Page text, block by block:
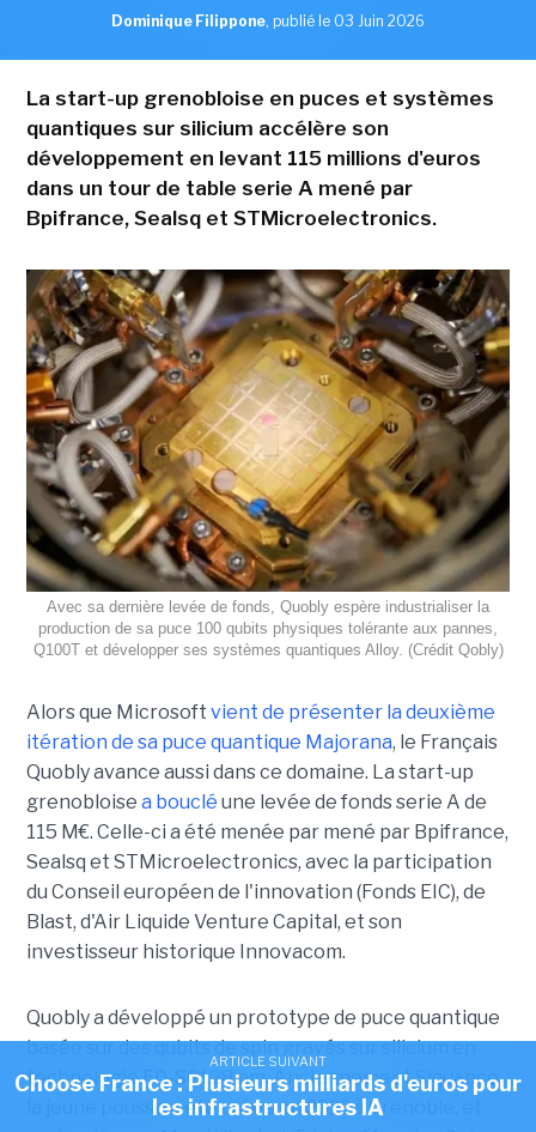
Dominique Filippone, publié le 03 Juin 2026
La start-up grenobloise en puces et systèmes
quantiques sur silicium accélère son
développement en levant 115 millions d'euros
dans un tour de table serie A mené par
Bpifrance, Sealsq et STMicroelectronics.
Avec sa dernière levée de fonds, Quobly espère industrialiser la
production de sa puce 100 qubits physiques tolérante aux pannes,
Q100T et développer ses systèmes quantiques Alloy. (Crédit Qobly)
Alors que Microsoft vient de présenter la deuxième
itération de sa puce quantique Majorana, le Français
Quobly avance aussi dans ce domaine. La start-up
grenobloise a bouclé une levée de fonds serie A de
115 M€. Celle-ci a été menée par mené par Bpifrance,
Sealsq et STMicroelectronics, avec la participation
du Conseil européen de l'innovation (Fonds EIC), de
Blast, d'Air Liquide Venture Capital, et son
investisseur historique Innovacom.
Quobly a développé un prototype de puce quantique
basée sur des qubits de spin gravés sur silicium en
technologie FD-SOI 28 nm. Anciennement Siquance,
la jeune pousse a été créée en 2022 à Grenoble, et
ARTICLE SUIVANT
Choose France : Plusieurs milliards d'euros pour
les infrastructures IA